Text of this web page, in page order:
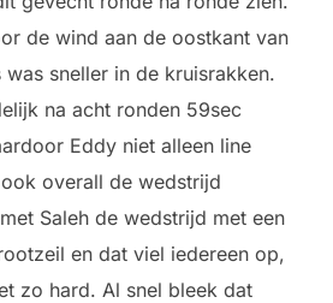
de wind aan de oostkant van
sneller in de kruisrakken.
na acht ronden 59sec
Eddy niet alleen line
overall de wedstrijd
Saleh de wedstrijd met een
en dat viel iedereen op,
zo hard. Al snel bleek dat